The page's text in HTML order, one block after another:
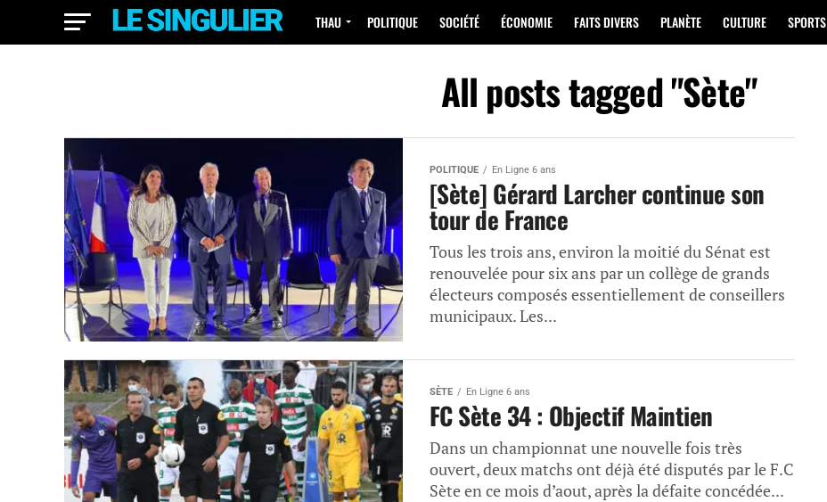
THAU POLITIQUE SOCIÉTÉ ÉCONOMIE FAITS DIVERS PLANÈTE CULTURE SPORTS
All posts tagged "Sète"
POLITIQUE En Ligne 6 ans
[Sète] Gérard Larcher continue son
tour de France
Tous les trois ans, environ la moitié du Sénat est
renouvelée pour six ans par un collège de grands
électeurs composés essentiellement de conseillers
municipaux. Les...
SÈTE En Ligne 6 ans
FC Sète 34 : Objectif Maintien
Dans un championnat une nouvelle fois très
ouvert, deux matchs ont déjà été disputés par le F.C
Sète en ce mois d’aout, après la défaite concédée...